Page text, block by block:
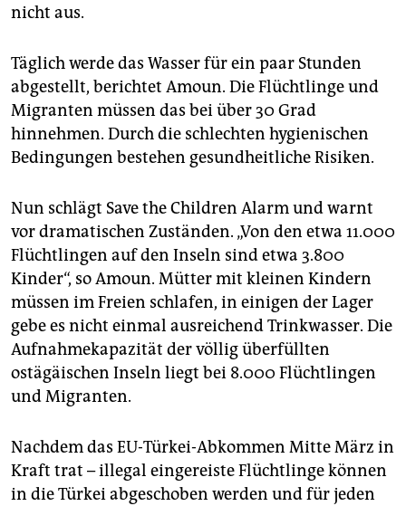
nicht aus.
Täglich werde das Wasser für ein paar Stunden
abgestellt, berichtet Amoun. Die Flüchtlinge und
Migranten müssen das bei über 30 Grad
hinnehmen. Durch die schlechten hygienischen
Bedingungen bestehen gesundheitliche Risiken.
Nun schlägt Save the Children Alarm und warnt
vor dramatischen Zuständen. „Von den etwa 11.000
Flüchtlingen auf den Inseln sind etwa 3.800
Kinder“, so Amoun. Mütter mit kleinen Kindern
müssen im Freien schlafen, in einigen der Lager
gebe es nicht einmal ausreichend Trinkwasser. Die
Aufnahmekapazität der völlig überfüllten
ostägäischen Inseln liegt bei 8.000 Flüchtlingen
und Migranten.
Nachdem das EU-Türkei-Abkommen Mitte März in
Kraft trat – illegal eingereiste Flüchtlinge können
in die Türkei abgeschoben werden und für jeden